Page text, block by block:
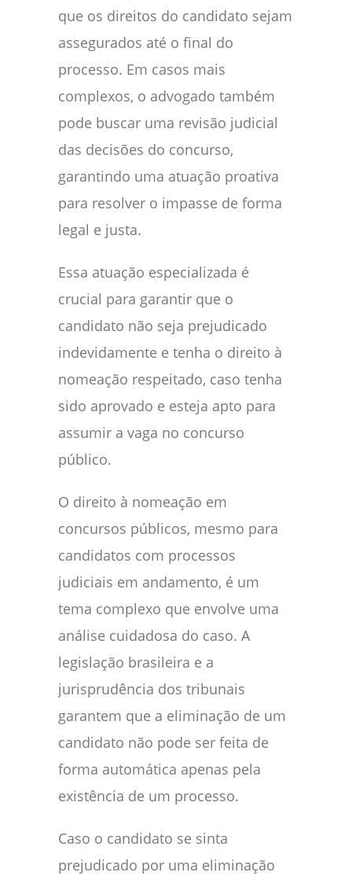
que os direitos do candidato sejam
assegurados até o final do
processo. Em casos mais
complexos, o advogado também
pode buscar uma revisão judicial
das decisões do concurso,
garantindo uma atuação proativa
para resolver o impasse de forma
legal e justa.
Essa atuação especializada é
crucial para garantir que o
candidato não seja prejudicado
indevidamente e tenha o direito à
nomeação respeitado, caso tenha
sido aprovado e esteja apto para
assumir a vaga no concurso
público.
O direito à nomeação em
concursos públicos, mesmo para
candidatos com processos
judiciais em andamento, é um
tema complexo que envolve uma
análise cuidadosa do caso. A
legislação brasileira e a
jurisprudência dos tribunais
garantem que a eliminação de um
candidato não pode ser feita de
forma automática apenas pela
existência de um processo.
Caso o candidato se sinta
prejudicado por uma eliminação